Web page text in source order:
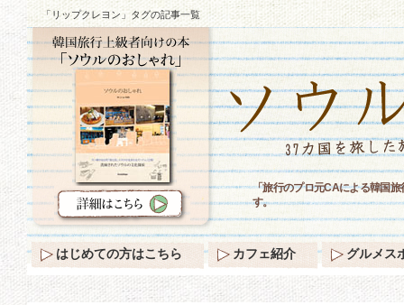
「リップクレヨン」タグの記事一覧
「旅行のプロ元CAによる韓国
す。
はじめての方はこちら カフェ紹介 グルメス